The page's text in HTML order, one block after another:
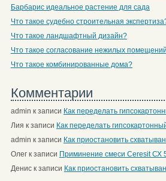
Барбарис идеальное растение для сада
Что такое судебно строительная
Что такое ландшафтный дизайн?
Что такое согласование нежилых помещений
Что такое комбинированные дома?
Комментарии
admin к записи Как переделать
Лия к записи Как переделать
admin к записи Как приостановить
Олегк записи Приминение смеси Ceresit СХ
Дениск записи Как приостановить